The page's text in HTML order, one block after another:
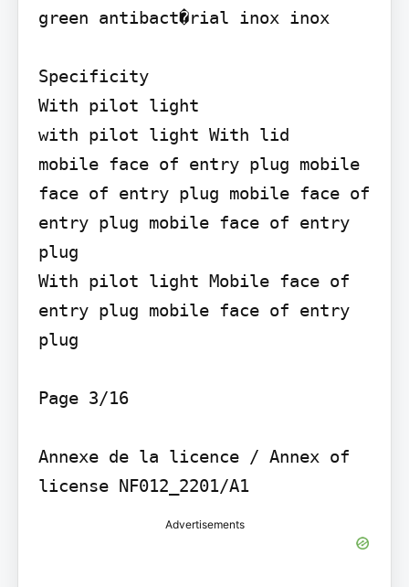
green antibact�rial inox inox
Specificity
With pilot light
with pilot light With lid
mobile face of entry plug mobile
face of entry plug mobile face of
entry plug mobile face of entry
plug
With pilot light Mobile face of
entry plug mobile face of entry
plug
Page 3/16
Annexe de la licence / Annex of
license NF012_2201/A1
Advertisements